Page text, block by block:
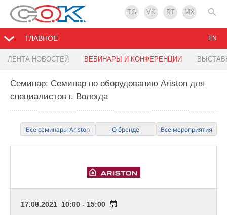
TG VK RT MX
ГЛАВНОЕ
ЛЕНТА НОВОСТЕЙ ВЕБИНАРЫ И КОНФЕРЕНЦИИ
EN
Семинар: Cеминар по оборудованию Ariston для
специалистов г. Вологда
Все семинары Ariston О бренде Все мероприятия
17.08.2021 10:00 - 15:00